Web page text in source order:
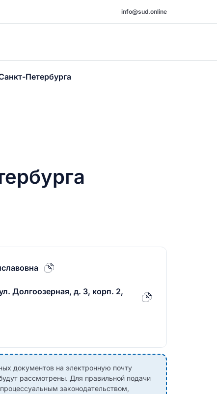
info@sud.online
Петербурга
Долгоозерная, д. 3, корп. 2,
документов на электронную почту
рассмотрены. Для правильной подачи
законодательством,